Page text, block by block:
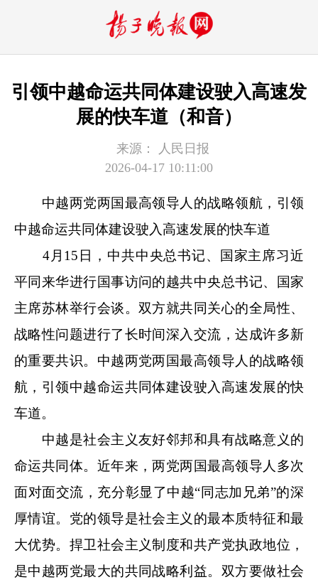
引领中越命运共同体建设驶入高速发
展的快车道（和音）
来源：
人民日报
2026-04-17 10:11:00
中越两党两国最高领导人的战略领航，引领
中越命运共同体建设驶入高速发展的快车道
4月15日，中共中央总书记、国家主席习近
平同来华进行国事访问的越共中央总书记、国家
主席苏林举行会谈。双方就共同关心的全局性、
战略性问题进行了长时间深入交流，达成许多新
的重要共识。中越两党两国最高领导人的战略领
航，引领中越命运共同体建设驶入高速发展的快
车道。
中越是社会主义友好邻邦和具有战略意义的
命运共同体。近年来，两党两国最高领导人多次
面对面交流，充分彰显了中越“同志加兄弟”的深
厚情谊。党的领导是社会主义的最本质特征和最
大优势。捍卫社会主义制度和共产党执政地位，
是中越两党最大的共同战略利益。双方要做社会